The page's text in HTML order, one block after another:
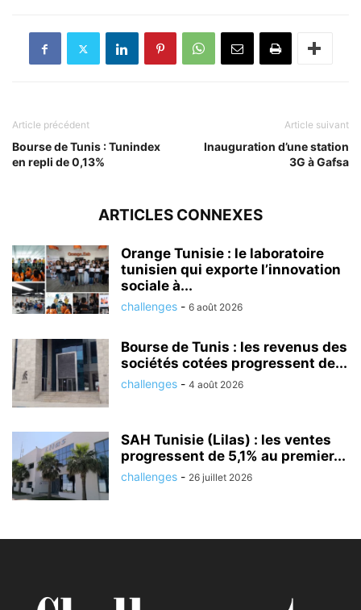
Article précédent
Bourse de Tunis : Tunindex
en repli de 0,13%
Article suivant
Inauguration d’une station
3G à Gafsa
ARTICLES CONNEXES
Orange Tunisie : le laboratoire
tunisien qui exporte l’innovation
sociale à...
challenges - 6 août 2026
Bourse de Tunis : les revenus des
sociétés cotées progressent de...
challenges - 4 août 2026
SAH Tunisie (Lilas) : les ventes
progressent de 5,1% au premier...
challenges - 26 juillet 2026